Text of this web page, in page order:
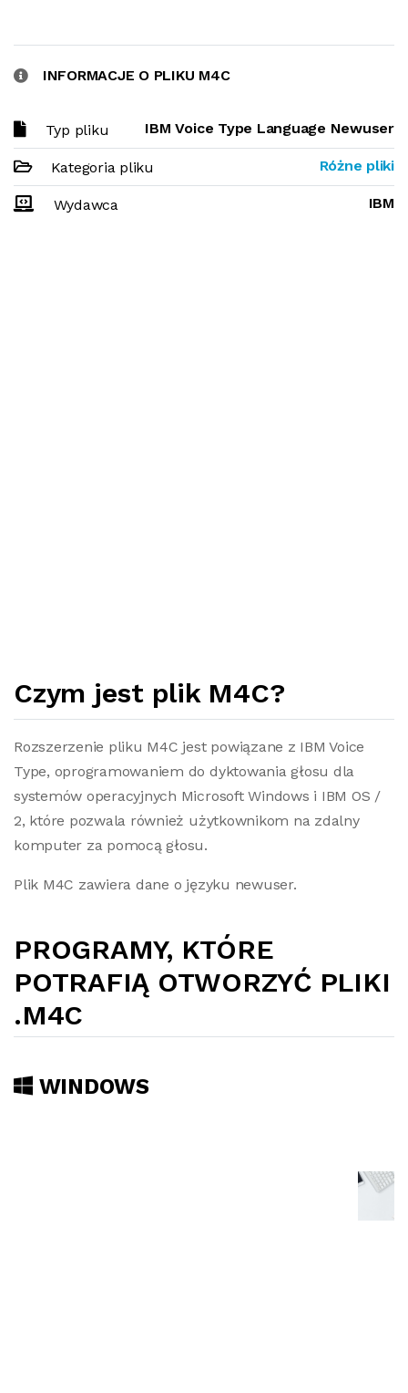
INFORMACJE O PLIKU M4C
Typ pliku IBM Voice Type Language Newuser
Kategoria pliku Różne pliki
Wydawca IBM
Czym jest plik M4C?
Rozszerzenie pliku M4C jest powiązane z IBM Voice
Type, oprogramowaniem do dyktowania głosu dla
systemów operacyjnych Microsoft Windows i IBM OS /
2, które pozwala również użytkownikom na zdalny
komputer za pomocą głosu.
Plik M4C zawiera dane o języku newuser.
PROGRAMY, KTÓRE
POTRAFIĄ OTWORZYĆ PLIKI
.M4C
WINDOWS